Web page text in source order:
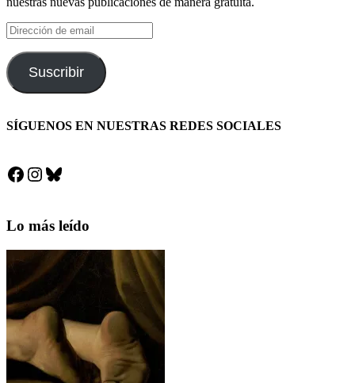
Dirección
de
email
Suscribir
SÍGUENOS EN NUESTRAS REDES SOCIALES
Facebook
Instagram
Bluesky
Lo más leído